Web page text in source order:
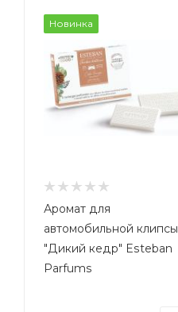
Новинка
Аромат для
автомобильной клипсы
"Дикий кедр" Esteban
Parfums